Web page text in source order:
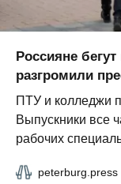
Россияне
разгромили
ПТУ и колледжи
Выпускники все
рабочих
peterburg.press